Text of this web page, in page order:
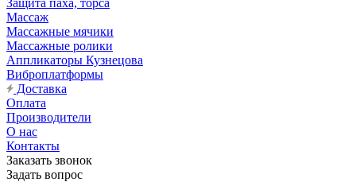
Защита паха, торса
Массаж
Массажные мячики
Массажные ролики
Аппликаторы Кузнецова
Виброплатформы
Доставка
Оплата
Производители
О нас
Контакты
Заказать звонок
Задать вопрос